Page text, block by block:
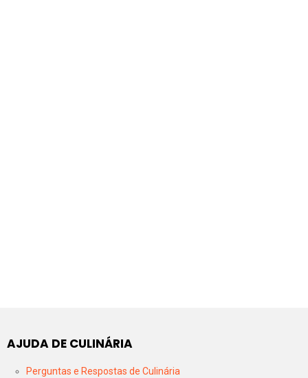
AJUDA DE CULINÁRIA
Perguntas e Respostas de Culinária